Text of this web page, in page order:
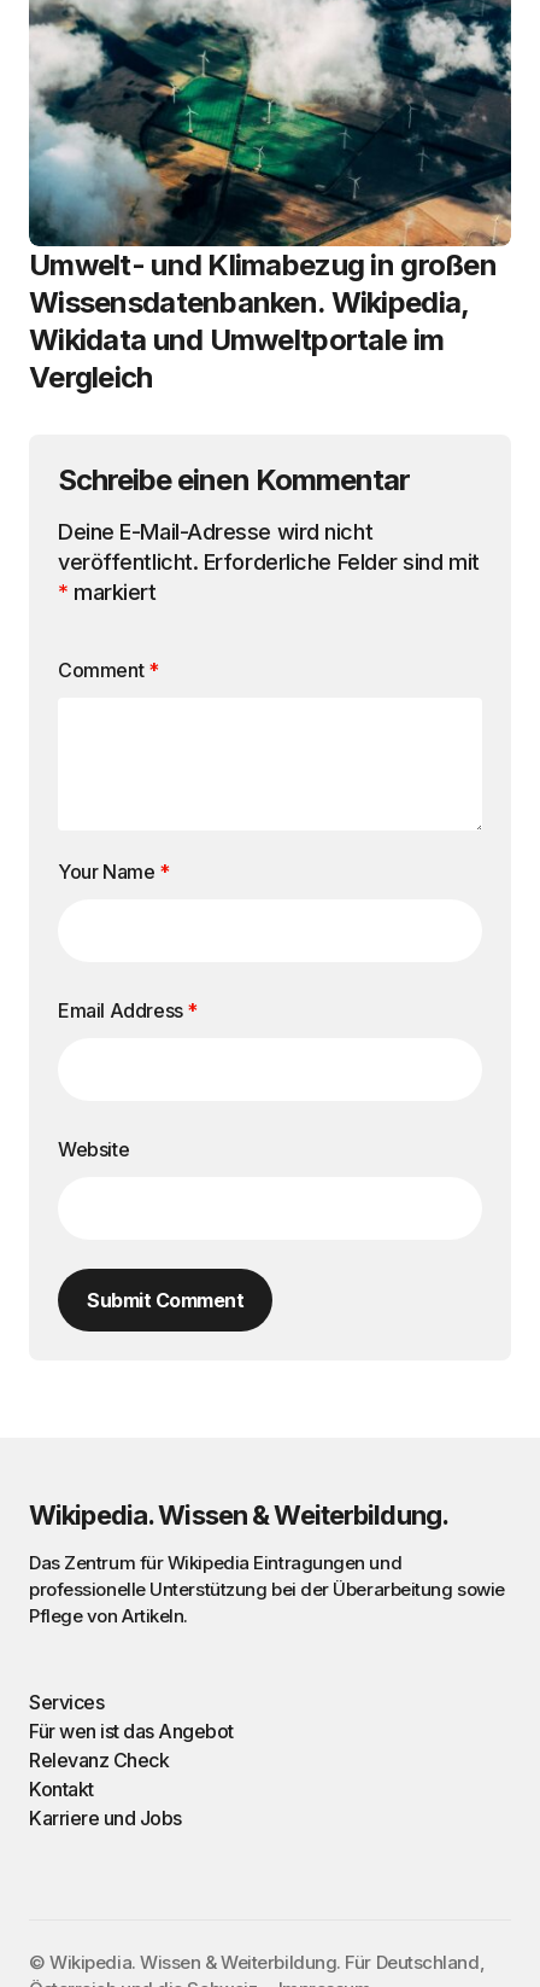
Umwelt- und Klimabezug in großen
Wissensdatenbanken. Wikipedia,
Wikidata und Umweltportale im
Vergleich
Schreibe einen Kommentar
Deine E-Mail-Adresse wird nicht
veröffentlicht. Erforderliche Felder sind mit
* markiert
Comment *
Your Name *
Email Address *
Website
Submit Comment
Wikipedia. Wissen & Weiterbildung.
Das Zentrum für Wikipedia Eintragungen und
professionelle Unterstützung bei der Überarbeitung sowie
Pflege von Artikeln.
Services
Für wen ist das Angebot
Relevanz Check
Kontakt
Karriere und Jobs
©️ Wikipedia. Wissen & Weiterbildung. Für Deutschland,